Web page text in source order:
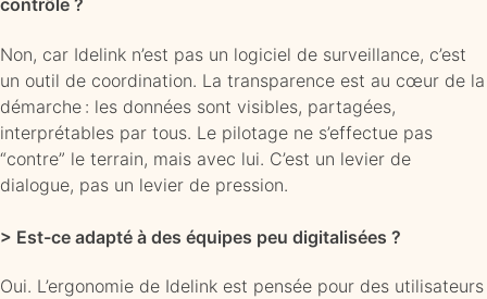
contrôle ?
Non, car Idelink n’est pas un logiciel de surveillance, c’est
un outil de coordination. La transparence est au cœur de la
démarche : les données sont visibles, partagées,
interprétables par tous. Le pilotage ne s’effectue pas
“contre” le terrain, mais avec lui. C’est un levier de
dialogue, pas un levier de pression.
> Est-ce adapté à des équipes peu digitalisées ?
Oui. L’ergonomie de Idelink est pensée pour des utilisateurs